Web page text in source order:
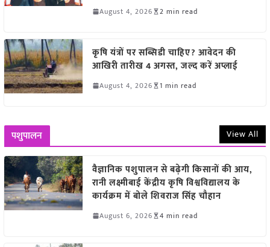
August 4, 2026 2 min read
कृषि यंत्रों पर सब्सिडी चाहिए? आवेदन की
आखिरी तारीख 4 अगस्त, जल्द करें अप्लाई
August 4, 2026 1 min read
पशुपालन View All
वैज्ञानिक पशुपालन से बढ़ेगी किसानों की आय,
रानी लक्ष्मीबाई केंद्रीय कृषि विश्वविद्यालय के
कार्यक्रम में बोले शिवराज सिंह चौहान
August 6, 2026 4 min read